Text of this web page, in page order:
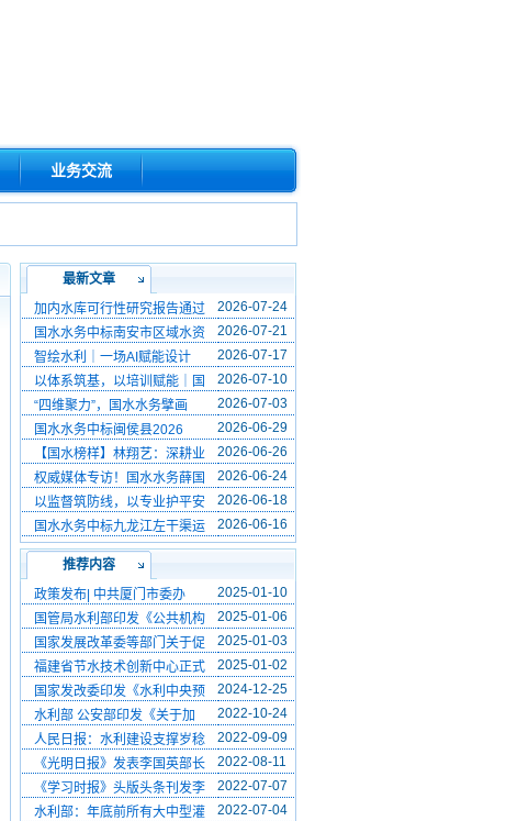
业务交流
最新文章
加内水库可行性研究报告通过
2026-07-24
国水水务中标南安市区域水资
2026-07-21
智绘水利｜一场AI赋能设计
2026-07-17
以体系筑基，以培训赋能｜国
2026-07-10
“四维聚力”，国水水务擘画
2026-07-03
国水水务中标闽侯县2026
2026-06-29
【国水榜样】林翔艺：深耕业
2026-06-26
权威媒体专访！国水水务薛国
2026-06-24
以监督筑防线，以专业护平安
2026-06-18
国水水务中标九龙江左干渠运
2026-06-16
推荐内容
政策发布| 中共厦门市委办
2025-01-10
国管局水利部印发《公共机构
2025-01-06
国家发展改革委等部门关于促
2025-01-03
福建省节水技术创新中心正式
2025-01-02
国家发改委印发《水利中央预
2024-12-25
水利部 公安部印发《关于加
2022-10-24
人民日报：水利建设支撑岁稔
2022-09-09
《光明日报》发表李国英部长
2022-08-11
《学习时报》头版头条刊发李
2022-07-07
水利部：年底前所有大中型灌
2022-07-04